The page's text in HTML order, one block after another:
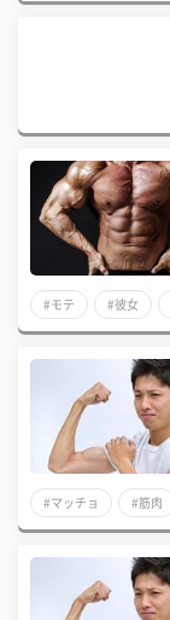
#モテ #彼女
#マッチョ #筋肉